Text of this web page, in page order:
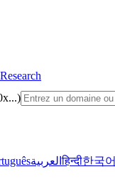
Research
العربيةहिन्दी한국어